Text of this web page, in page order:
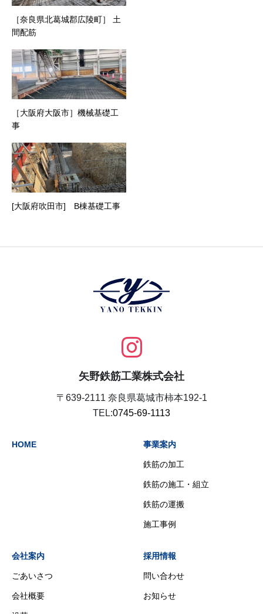
［奈良県北葛城郡広陵町］ 土
間配筋
［大阪府大阪市］機械基礎工
事
[大阪府吹田市] B棟基礎工事
矢野鉄筋工業株式会社
〒639-2111 奈良県葛城市柿本192-1
TEL:0745-69-1113
HOME 事業案内
鉄筋の加工
鉄筋の施工・組立
鉄筋の運搬
施工事例
会社案内
ごあいさつ
会社概要
採用情報
問い合わせ
お知らせ